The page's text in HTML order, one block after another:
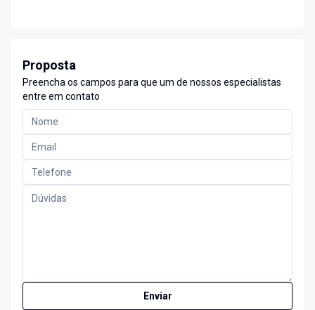
Proposta
Preencha os campos para que um de nossos especialistas
entre em contato
Enviar